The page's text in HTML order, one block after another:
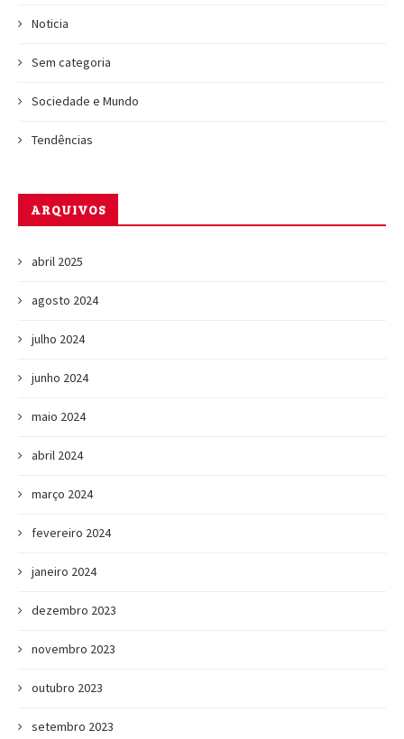
Noticia
Sem categoria
Sociedade e Mundo
Tendências
ARQUIVOS
abril 2025
agosto 2024
julho 2024
junho 2024
maio 2024
abril 2024
março 2024
fevereiro 2024
janeiro 2024
dezembro 2023
novembro 2023
outubro 2023
setembro 2023